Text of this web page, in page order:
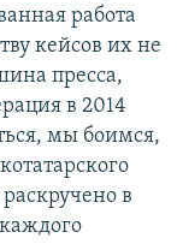
работа
кейсов их не
пресса,
в 2014
мы боимся,
в